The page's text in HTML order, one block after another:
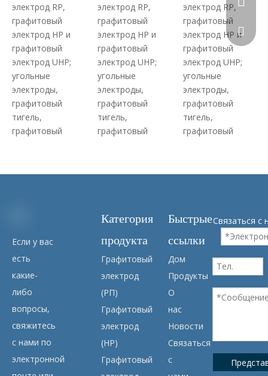
электрод RP,
графитовый
электрод HP и
графитовый
электрод UHP;
угольные
электроды,
графитовый
тигель,
графитовый
пластина, графит
электрод RP,
графитовый
электрод HP и
графитовый
электрод UHP;
угольные
электроды,
графитовый
тигель,
графитовый
пластина, графит
электрод RP,
графитовый
электрод HP и
графитовый
электрод UHP;
угольные
электроды,
графитовый
тигель,
графитовый
пластина, графит
2023-09-13
Sito Carbon -
известное
предприятие,
Если у вас
есть
какие-
либо
вопросы,
свяжитесь
с нами по
электронной
Категория
продукта
Графитовый
электрод
(РП)
Графитовый
электрод
(HP)
Графитовый
Быстрые
ссылки
Дом
Продукты
О
нас
Новости
Связаться
с
Связаться с